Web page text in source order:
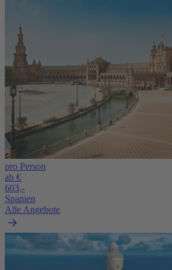
pro Person
ab €
603,-
Spanien
Alle Angebote